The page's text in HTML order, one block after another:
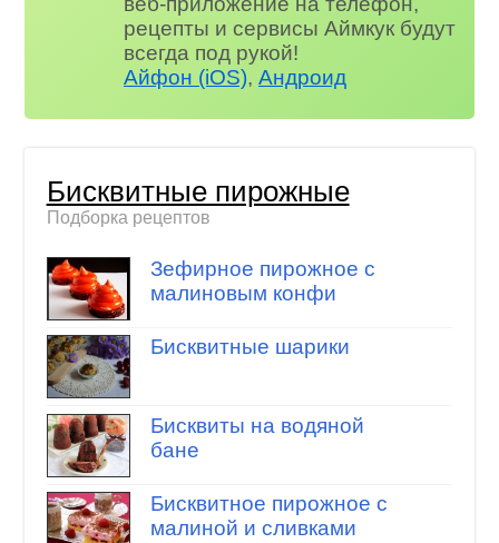
рецепты и сервисы Аймкук будут
всегда под рукой!
Айфон (iOS),Андроид
Бисквитные пирожные
Подборка рецептов
Зефирное пирожное с
малиновым конфи
Бисквитные шарики
Бисквиты на водяной
бане
Бисквитное пирожное с
малиной и сливками